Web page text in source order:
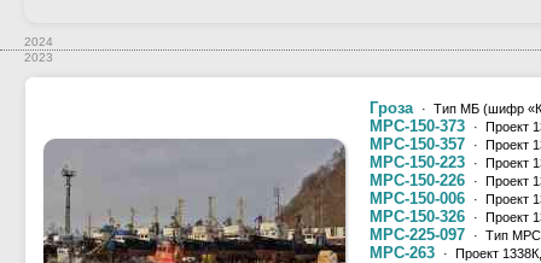
2024
2023
Гроза · Тип МБ (шифр
МРС-150-373 · Проект
МРС-150-357 · Проект
МРС-150-223 · Проект
МРС-150-226 · Проект
МРС-150-006 · Проект
МРС-150-326 · Проект
МРС-225-097 · Тип
МРС-263 · Проект